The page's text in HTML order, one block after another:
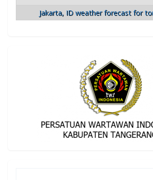
Jakarta, IDweather forecast for